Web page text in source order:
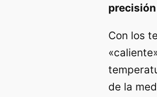
Con los
de la